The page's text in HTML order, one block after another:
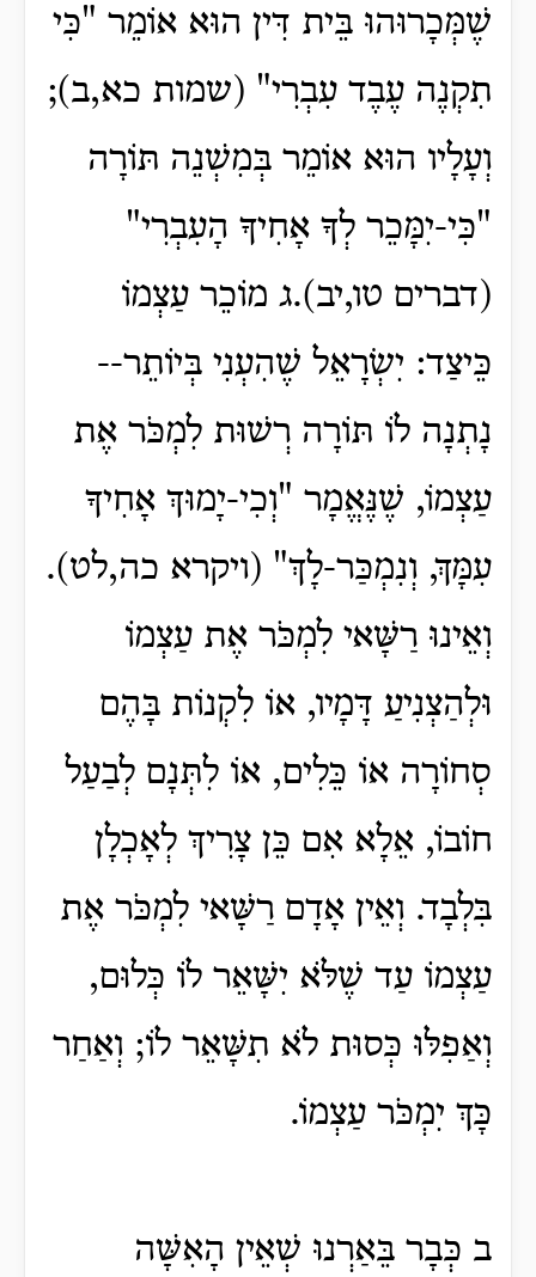
שֶׁמְּכָרוּהוּ בֵּית דִּין הוּא אוֹמֵר "כִּי
תִקְנֶה עֶבֶד עִבְרִי" (שמות כא,ב);
וְעָלָיו הוּא אוֹמֵר בְּמִשְׁנֵה תּוֹרָה
"כִּי-יִמָּכֵר לְךָ אָחִיךָ הָעִבְרִי"
(דברים טו,יב).ג מוֹכֵר עַצְמוֹ
כֵּיצַד: יִשְׂרָאֵל שֶׁהִעְנִי בְּיוֹתֵר--
נָתְנָה לוֹ תּוֹרָה רְשׁוּת לִמְכֹּר אֶת
עַצְמוֹ, שֶׁנֶּאֱמָר "וְכִי-יָמוּךְ אָחִיךָ
עִמָּךְ, וְנִמְכַּר-לָךְ" (ויקרא כה,לט).
וְאֵינוּ רַשָּׁאי לִמְכֹּר אֶת עַצְמוֹ
וּלְהַצְנִיעַ דָּמָיו, אוֹ לִקְנוֹת בָּהֶם
סְחוֹרָה אוֹ כֵּלִים, אוֹ לִתְּנָם לְבַעַל
חוֹבוֹ, אֵלָא אִם כֵּן צָרִיךְ לְאָכְלָן
בִּלְבָד. וְאֵין אָדָם רַשָּׁאי לִמְכֹּר אֶת
עַצְמוֹ עַד שֶׁלֹּא יִשָּׁאֵר לוֹ כְּלוּם,
וְאַפִלּוּ כְּסוּת לֹא תִשָּׁאֵר לוֹ; וְאַחַר
כָּךְ יִמְכֹּר עַצְמוֹ.
ב כְּבָר בֵּאַרְנוּ שְׁאֵין הָאִשָּׁה